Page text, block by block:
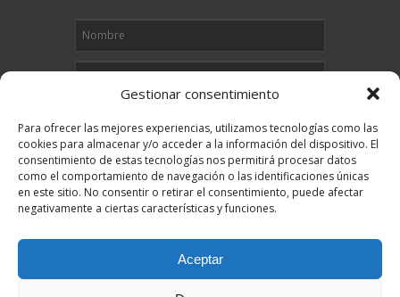
Gestionar consentimiento
Para ofrecer las mejores experiencias, utilizamos tecnologías como las
cookies para almacenar y/o acceder a la información del dispositivo. El
consentimiento de estas tecnologías nos permitirá procesar datos
como el comportamiento de navegación o las identificaciones únicas
en este sitio. No consentir o retirar el consentimiento, puede afectar
negativamente a ciertas características y funciones.
Aceptar
" 9 + 3 " es igual a